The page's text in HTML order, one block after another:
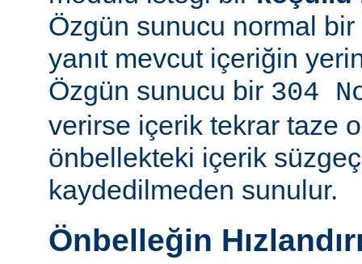
Özgün sunucu normal bir
yanıt mevcut içeriğin
Özgün sunucu bir 304
verirse içerik tekrar taze
önbellekteki içerik
kaydedilmeden sunulur.
Önbelleğin